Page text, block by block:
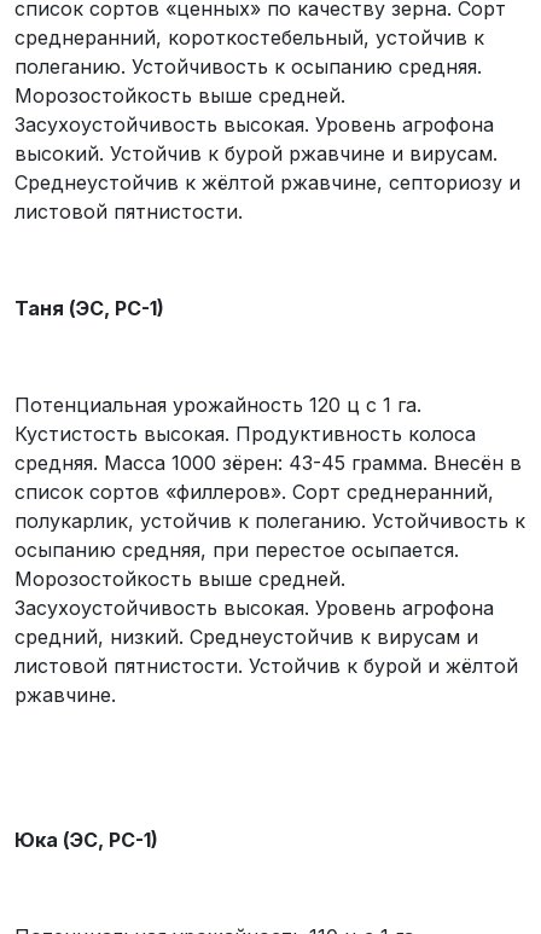
список сортов «ценных» по качеству зерна. Сорт
среднеранний, короткостебельный, устойчив к
полеганию. Устойчивость к осыпанию средняя.
Морозостойкость выше средней.
Засухоустойчивость высокая. Уровень агрофона
высокий. Устойчив к бурой ржавчине и вирусам.
Среднеустойчив к жёлтой ржавчине, септориозу и
листовой пятнистости.
Таня (ЭС, РС-1)
Потенциальная урожайность 120 ц с 1 га.
Кустистость высокая. Продуктивность колоса
средняя. Масса 1000 зёрен: 43-45 грамма. Внесён в
список сортов «филлеров». Сорт среднеранний,
полукарлик, устойчив к полеганию. Устойчивость к
осыпанию средняя, при перестое осыпается.
Морозостойкость выше средней.
Засухоустойчивость высокая. Уровень агрофона
средний, низкий. Среднеустойчив к вирусам и
листовой пятнистости. Устойчив к бурой и жёлтой
ржавчине.
Юка (ЭС, РС-1)